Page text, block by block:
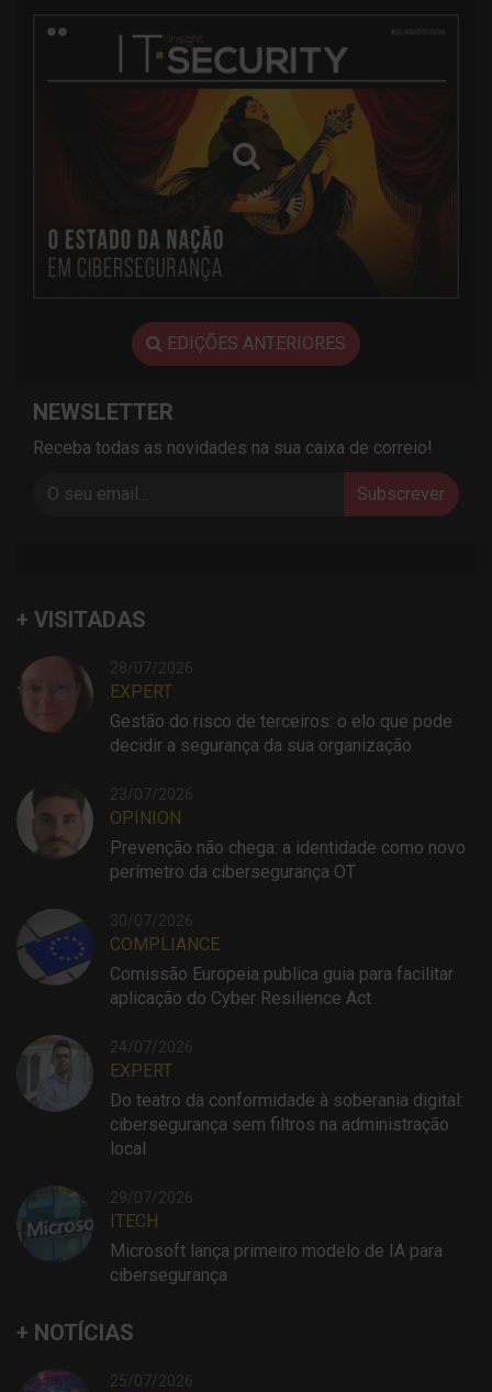
EDIÇÕES ANTERIORES
NEWSLETTER
Receba todas as novidades na sua caixa de correio!
Subscrever
+ VISITADAS
28/07/2026
EXPERT
Gestão do risco de terceiros: o elo que pode
decidir a segurança da sua organização
23/07/2026
OPINION
Prevenção não chega: a identidade como novo
perímetro da cibersegurança OT
30/07/2026
COMPLIANCE
Comissão Europeia publica guia para facilitar
aplicação do Cyber Resilience Act
24/07/2026
EXPERT
Do teatro da conformidade à soberania digital:
cibersegurança sem filtros na administração
local
29/07/2026
ITECH
Microsoft lança primeiro modelo de IA para
cibersegurança
+ NOTÍCIAS
25/07/2026